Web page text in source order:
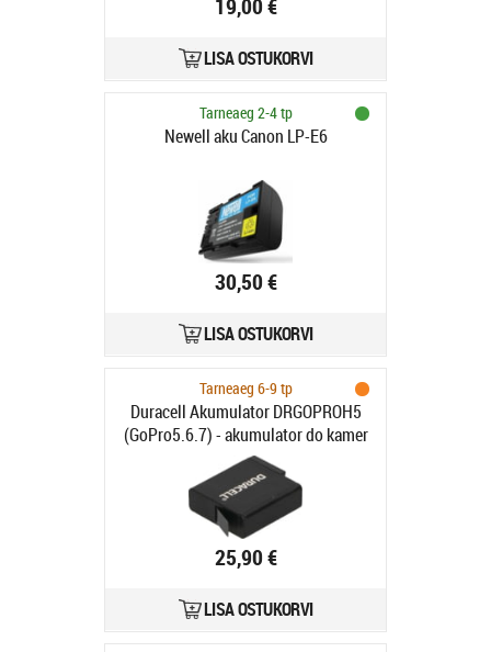
19,00 €
LISA OSTUKORVI
Tarneaeg 2-4 tp
Newell aku Canon LP-E6
30,50 €
LISA OSTUKORVI
Tarneaeg 6-9 tp
Duracell Akumulator DRGOPROH5
(GoPro5.6.7) - akumulator do kamer
Hero5 i 6 i 7
25,90 €
LISA OSTUKORVI